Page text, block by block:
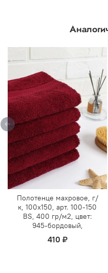
Полотенце махровое, г/
к, 100х150, арт. 100-150
BS, 400 гр/м2, цвет:
945-бордовый,
410 ₽